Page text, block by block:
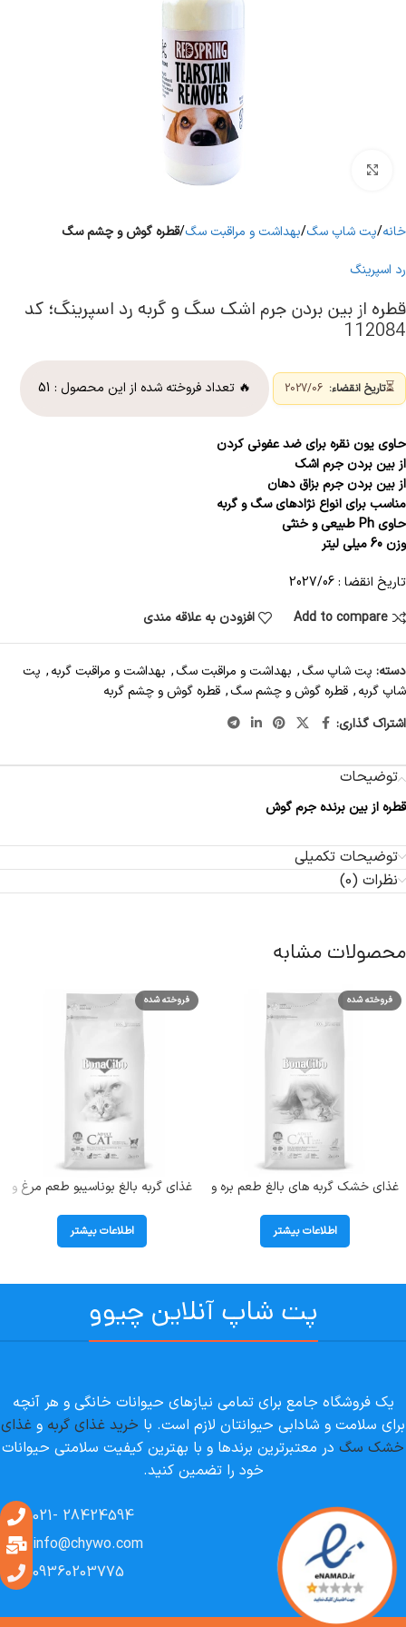
خانه پت شاپ سگ بهداشت و مراقبت سگ قطره گوش و چشم سگ
رد اسپرینگ
قطره از بین بردن جرم اشک سگ و گربه رد اسپرینگ؛ کد
112084
⏳تاریخ انقضاء: 🔥 تعداد فروخته شده از این محصول : 51
حاوی یون نقره برای ضد عفونی کردن
از بین بردن جرم اشک
از بین بردن جرم بزاق دهان
مناسب برای انواع نژادهای سگ و گربه
حاوی Ph طبیعی و خنثی
وزن 60 میلی لیتر
تاریخ انقضا : 2027/06
Add to compare
افزودن به علاقه مندی
دسته: پت شاپ سگ, بهداشت و مراقبت سگ, بهداشت و مراقبت گربه, پت
شاپ گربه, قطره گوش و چشم سگ, قطره گوش و چشم گربه
اشتراک گذاری:
توضیحات
قطره از بین برنده جرم گوش
توضیحات تکمیلی
نظرات (0)
محصولات مشابه
فروخته شده
غذای خشک گربه های بالغ طعم بره و
اطلاعات بیشتر
فروخته شده
غذای گربه بالغ بوناسیبو طعم مرغ و
اطلاعات بیشتر
پت شاپ آنلاین چیوو
یک فروشگاه جامع برای تمامی نیازهای حیوانات خانگی و هر آنچه
برای سلامت و شادابی حیوانتان لازم است. با خرید غذای گربه و غذای
خشک سگ در معتبرترین برندها و با بهترین کیفیت سلامتی حیوانات
خود را تضمین کنید.
28424594 -021
info@chywo.com
09360203775